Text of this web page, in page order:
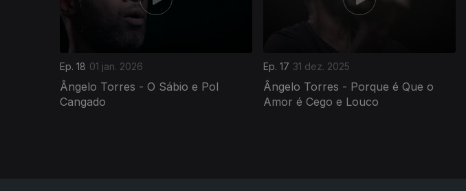
Ep. 18 01 jan. 2026
Ângelo Torres - O Sábio e Pol
Cangado
Ep. 17 31 dez. 2025
Ângelo Torres - Porque é Que o
Amor é Cego e Louco